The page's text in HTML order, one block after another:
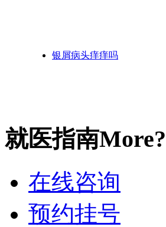
银屑病头痒痒吗
就医指南
在线咨询
预约挂号